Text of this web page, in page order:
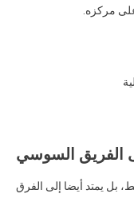
مركزه.
الفريق السوسي
بل يمتد أيضا إلى الفرق